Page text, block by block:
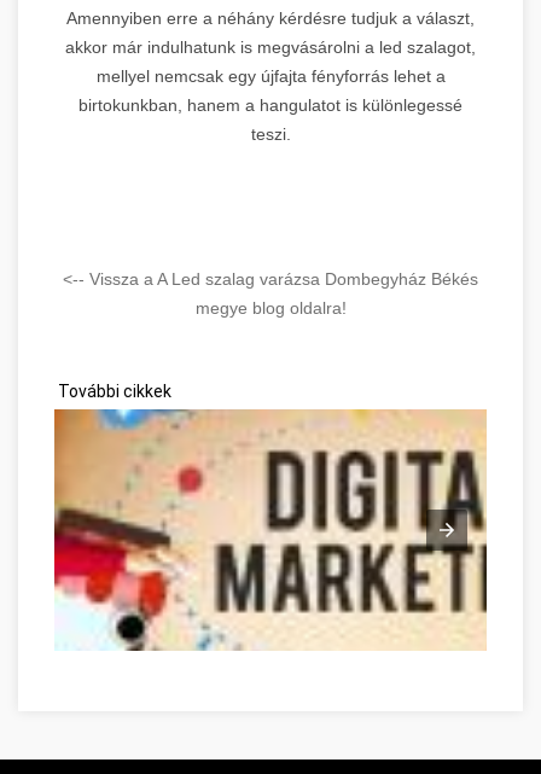
Amennyiben erre a néhány kérdésre tudjuk a választ,
akkor már indulhatunk is megvásárolni a led szalagot,
mellyel nemcsak egy újfajta fényforrás lehet a
birtokunkban, hanem a hangulatot is különlegessé
teszi.
<-- Vissza a A Led szalag varázsa Dombegyház Békés
megye blog oldalra!
További cikkek
Optimieren Sie Ihre Online-Marketing-Strategien mit diesen